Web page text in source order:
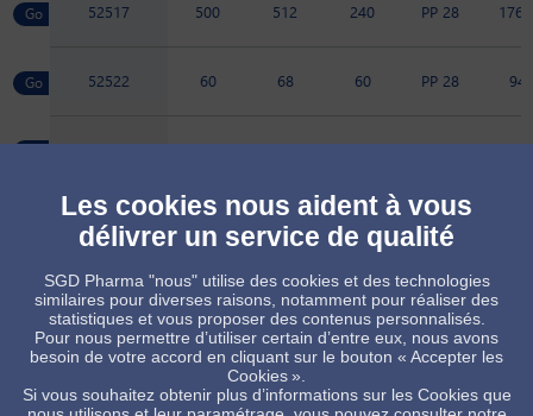
52517 500 512 240 PP 28
52522 60 68 60 PP 28 94
52669 75 83 67 PP 28 95
52728 45 52 49 PP 28
89061 225 225 124 PP 28
Produit sur commande, sous réserve de quantité minimum
Produit standard, sous réserve des disponibilités de stock
Les cookies nous aident à vous
délivrer un service de qualité
SGD Pharma "nous" utilise des cookies et des technologies
similaires pour diverses raisons, notamment pour réaliser des
statistiques et vous proposer des contenus personnalisés.
Pour nous permettre d’utiliser certain d’entre eux, nous avons
besoin de votre accord en cliquant sur le bouton « Accepter les
Cookies ».
Si vous souhaitez obtenir plus d’informations sur les Cookies que